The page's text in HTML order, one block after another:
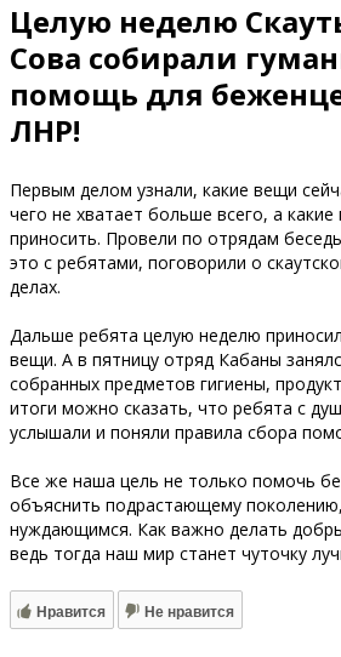
Целую неделю
Сова собирали
помощь для
ЛНР!
Первым делом узнали, какие вещи
чего не хватает больше всего, а
приносить. Провели по отрядам
это с ребятами, поговорили о
делах.
Дальше ребята целую неделю
вещи. А в пятницу отряд Кабаны
собранных предметов гигиены,
итоги можно сказать, что ребята с
услышали и поняли правила сбора
Все же наша цель не только помочь
объяснить подрастающему
нуждающимся. Как важно делать
ведь тогда наш мир станет чуточку
Нравится Не нравится